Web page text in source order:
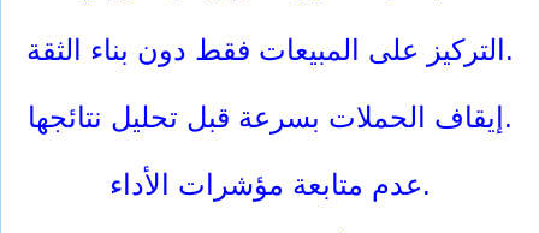
التركيز على المبيعات فقط دون بناء الثقة.
إيقاف الحملات بسرعة قبل تحليل نتائجها.
عدم متابعة مؤشرات الأداء.